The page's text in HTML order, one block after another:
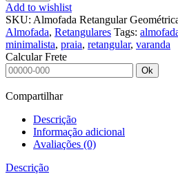
Add to wishlist
SKU: Almofada Retangular
Almofada, Retangulares Tags:
minimalista, praia, retangular, varanda
Calcular Frete
Ok
Compartilhar
Descrição
Informação adicional
Avaliações (0)
Descrição